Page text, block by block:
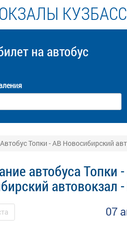
на автобус
Автобус Топки - АВ Новосибирский
автобуса Топки
автовокзал
07